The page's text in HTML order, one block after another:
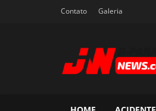
Contato Galeria